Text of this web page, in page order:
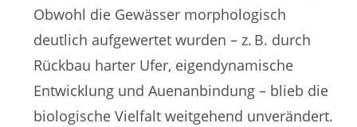
Obwohl die Gewässer morphologisch
deutlich aufgewertet wurden – z. B. durch
Rückbau harter Ufer, eigendynamische
Entwicklung und Auenanbindung – blieb die
biologische Vielfalt weitgehend unverändert.